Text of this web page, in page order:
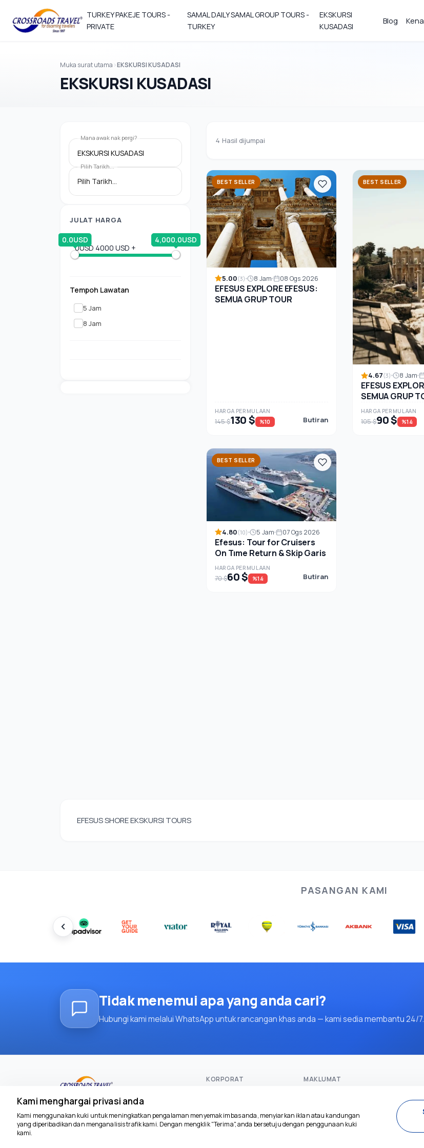
TURKEY PAKEJE TOURS -
PRIVATE
SAMAL DAILY SAMAL GROUP TOURS -
TURKEY
EKSKURSI
KUSADASI
Blog
Muka surat utama EKSKURSI KUSADASI
EKSKURSI KUSADASI
Mana awak nak pergi?
EKSKURSI KUSADASI
Pilih Tarikh...
JULAT HARGA
0USD 4000 USD +
0.0USD 4,000.0USD
Tempoh Lawatan
5 Jam
8 Jam
4 Hasil dijumpai
BEST SELLER
5.00(3) 8 Jam 08 Ogs 2026
EFESUS EXPLORE EFESUS:
SEMUA GRUP TOUR
HARGA PERMULAAN
145 $130 $ %10 Butiran
BEST SELLER
4.67(3) 8 Jam
EFESUS
SEMUA GRUP
HARGA PERMULAAN
105 $90 $ %14
BEST SELLER
4.80(10) 5 Jam 07 Ogs 2026
Efesus: Tour for Cruisers
On Tıme Return & Skip Garis
HARGA PERMULAAN
70 $60 $ %14 Butiran
EFESUS SHORE EKSKURSI TOURS
PASANGAN KAMI
Tidak menemui apa yang anda cari?
Hubungi kami melalui WhatsApp untuk rancangan khas anda — kami sedia membantu 24/7.
KORPORAT
Kenalan
Lawatan
MAKLUMAT
booking@crossroadstravel.com
Kami menghargai privasi anda
Kami menggunakan kuki untuk meningkatkan pengalaman menyemak imbas anda, menyiarkan iklan atau kandungan
yang diperibadikan dan menganalisis trafik kami. Dengan mengklik "Terima", anda bersetuju dengan penggunaan kuki
kami.